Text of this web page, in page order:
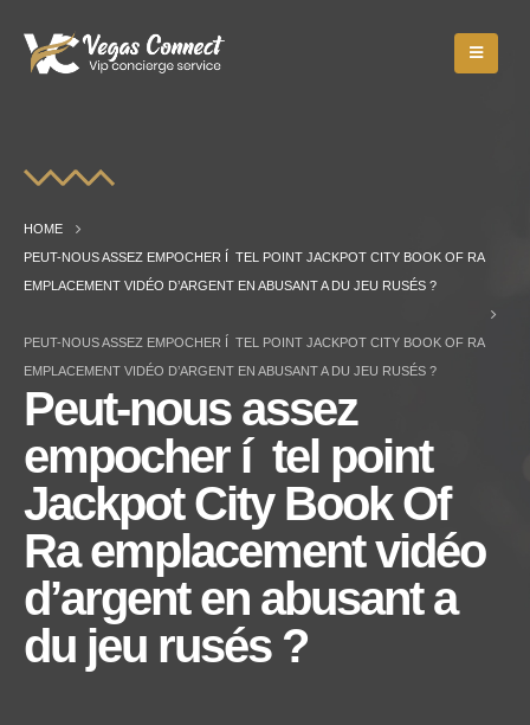
HOME
PEUT-NOUS ASSEZ EMPOCHER Í TEL POINT JACKPOT CITY BOOK OF RA
EMPLACEMENT VIDÉO D’ARGENT EN ABUSANT A DU JEU RUSÉS ?
PEUT-NOUS ASSEZ EMPOCHER Í TEL POINT JACKPOT CITY BOOK OF RA
EMPLACEMENT VIDÉO D’ARGENT EN ABUSANT A DU JEU RUSÉS ?
Peut-nous assez
empocher í tel point
Jackpot City Book Of
Ra emplacement vidéo
d’argent en abusant a
du jeu rusés ?